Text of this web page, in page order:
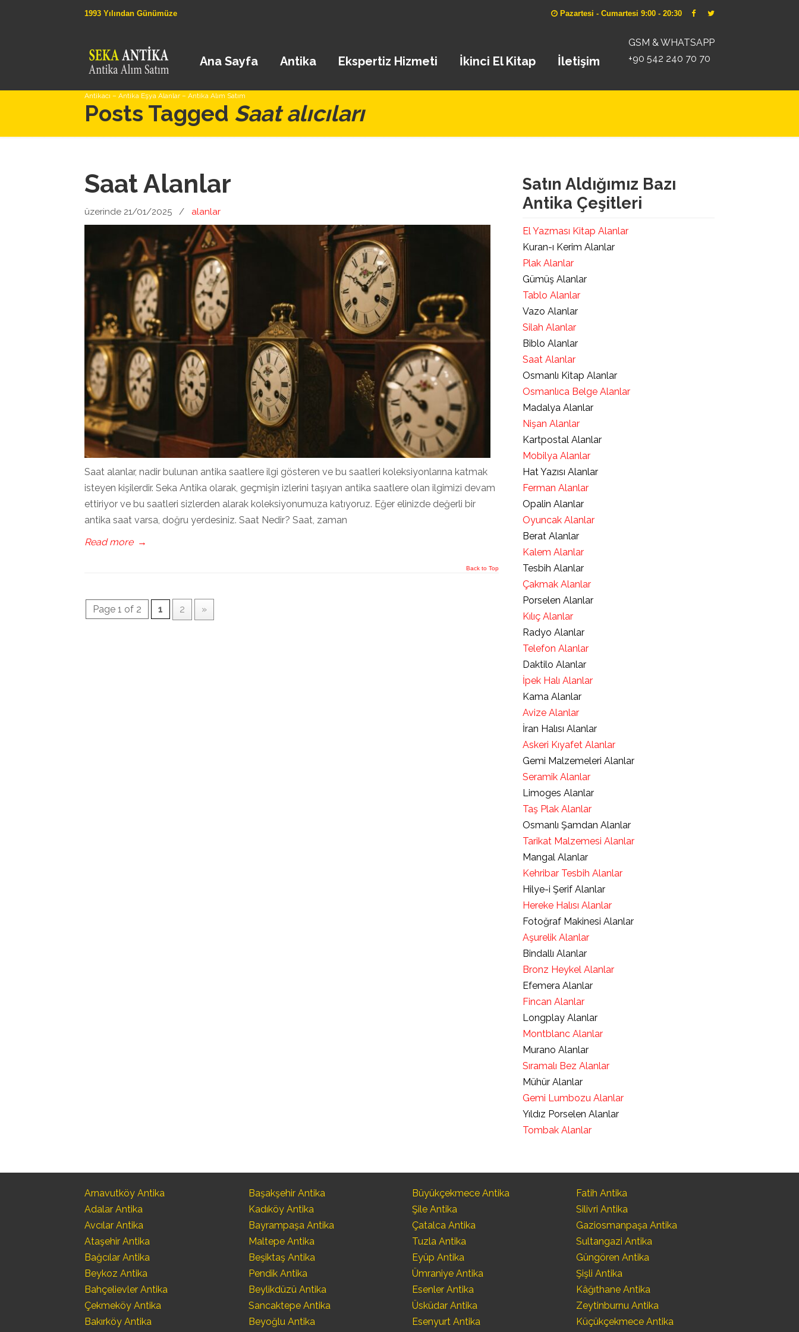
1993 Yılından Günümüze Pazartesi - Cumartesi 9:00 - 20:30
Antikacı – Antika Eşya Alanlar – Antika Alım Satım
GSM & WHATSAPP
+90 542 240 70 70
Ana Sayfa Antika Ekspertiz Hizmeti İkinci El Kitap İletişim
Posts Tagged Saat alıcıları
Saat Alanlar
üzerinde 21/01/2025 / alanlar
Saat alanlar, nadir bulunan antika saatlere ilgi gösteren ve bu saatleri koleksiyonlarına katmak
isteyen kişilerdir. Seka Antika olarak, geçmişin izlerini taşıyan antika saatlere olan ilgimizi devam
ettiriyor ve bu saatleri sizlerden alarak koleksiyonumuza katıyoruz. Eğer elinizde değerli bir
antika saat varsa, doğru yerdesiniz. Saat Nedir? Saat, zaman
Read more →
Back to Top
Page 1 of 2 1 2 »
Satın Aldığımız Bazı
Antika Çeşitleri
El Yazması Kitap Alanlar
Kuran-ı Kerim Alanlar
Plak Alanlar
Gümüş Alanlar
Tablo Alanlar
Vazo Alanlar
Silah Alanlar
Biblo Alanlar
Saat Alanlar
Osmanlı Kitap Alanlar
Osmanlıca Belge Alanlar
Madalya Alanlar
Nişan Alanlar
Kartpostal Alanlar
Mobilya Alanlar
Hat Yazısı Alanlar
Ferman Alanlar
Opalin Alanlar
Oyuncak Alanlar
Berat Alanlar
Kalem Alanlar
Tesbih Alanlar
Çakmak Alanlar
Porselen Alanlar
Kılıç Alanlar
Radyo Alanlar
Telefon Alanlar
Daktilo Alanlar
İpek Halı Alanlar
Kama Alanlar
Avize Alanlar
İran Halısı Alanlar
Askeri Kıyafet Alanlar
Gemi Malzemeleri Alanlar
Seramik Alanlar
Limoges Alanlar
Taş Plak Alanlar
Osmanlı Şamdan Alanlar
Tarikat Malzemesi Alanlar
Mangal Alanlar
Kehribar Tesbih Alanlar
Hilye-i Şerif Alanlar
Hereke Halısı Alanlar
Fotoğraf Makinesi Alanlar
Aşurelik Alanlar
Bindallı Alanlar
Bronz Heykel Alanlar
Efemera Alanlar
Fincan Alanlar
Longplay Alanlar
Montblanc Alanlar
Murano Alanlar
Sıramalı Bez Alanlar
Mühür Alanlar
Gemi Lumbozu Alanlar
Yıldız Porselen Alanlar
Tombak Alanlar
Arnavutköy Antika
Adalar Antika
Avcılar Antika
Ataşehir Antika
Bağcılar Antika
Beykoz Antika
Bahçelievler Antika
Çekmeköy Antika
Bakırköy Antika
Başakşehir Antika
Kadıköy Antika
Bayrampaşa Antika
Maltepe Antika
Beşiktaş Antika
Pendik Antika
Beylikdüzü Antika
Sancaktepe Antika
Beyoğlu Antika
Büyükçekmece Antika
Şile Antika
Çatalca Antika
Tuzla Antika
Eyüp Antika
Ümraniye Antika
Esenler Antika
Üsküdar Antika
Esenyurt Antika
Fatih Antika
Silivri Antika
Gaziosmanpaşa Antika
Sultangazi Antika
Güngören Antika
Şişli Antika
Kâğıthane Antika
Zeytinburnu Antika
Küçükçekmece Antika